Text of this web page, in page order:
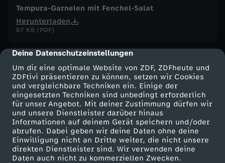
cmp-dialog-description
Deine Datenschutzeinstellungen
Um dir eine optimale Website von ZDF, ZDFheute und
ZDFtivi präsentieren zu können, setzen wir Cookies
und vergleichbare Techniken ein. Einige der
eingesetzten Techniken sind unbedingt erforderlich
für unser Angebot. Mit deiner Zustimmung dürfen wir
und unsere Dienstleister darüber hinaus
Informationen auf deinem Gerät speichern und/oder
abrufen. Dabei geben wir deine Daten ohne deine
Einwilligung nicht an Dritte weiter, die nicht unsere
direkten Dienstleister sind. Wir verwenden deine
Daten auch nicht zu kommerziellen Zwecken.
Tempura-Garnelen mit Fenchel-Salat
Herunterladen
87 KB (PDF)
Briouats mit Hähnchenfüllung
Herunterladen
16 KB (PDF)
Grünkohl-Gemüsesuppe mit Grünkohlchips
Herunterladen
63 KB (PDF)
Selbstgemachtes Knäckebrot